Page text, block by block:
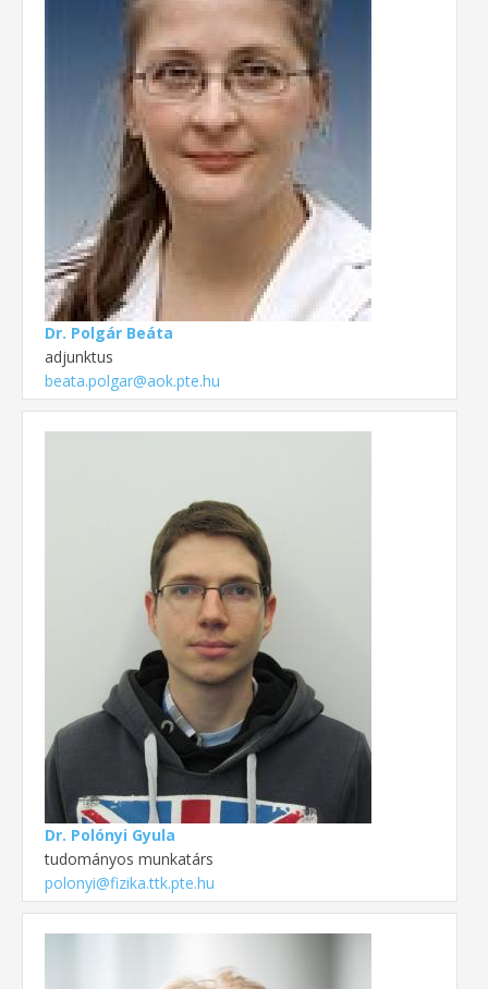
Dr. Polgár Beáta
adjunktus
beata.polgar@aok.pte.hu
Dr. Polónyi Gyula
tudományos munkatárs
polonyi@fizika.ttk.pte.hu